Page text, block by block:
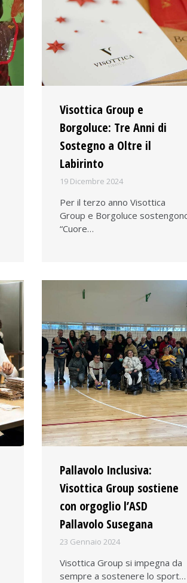
Visottica Group e
Borgoluce: Tre Anni di
Sostegno a Oltre il
Labirinto
19 Dicembre 2024
Per il terzo anno Visottica
Group e Borgoluce
“Cuore…
Pallavolo Inclusiva:
Visottica Group sostiene
con orgoglio l’ASD
Pallavolo Susegana
23 Gennaio 2024
Visottica Group si impegna da
sempre a sostenere lo sport…